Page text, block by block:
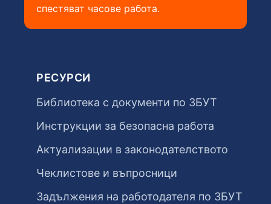
спестяват часове работа.
РЕСУРСИ
Библиотека с документи по ЗБУТ
Инструкции за безопасна работа
Актуализации в законодателството
Чеклистове и въпросници
Задължения на работодателя по ЗБУТ